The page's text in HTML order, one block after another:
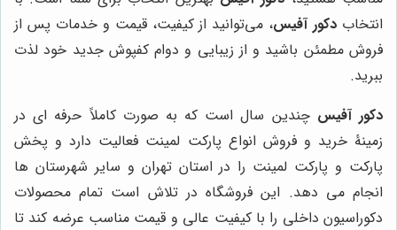
انتخاب دکور آفیس، می‌توانید از کیفیت، قیمت و خدمات پس از
فروش مطمئن باشید و از زیبایی و دوام کفپوش جدید خود لذت
ببرید.
دکور آفیس چندین سال است که به صورت کاملاً حرفه ای در
زمینۀ خرید و فروش انواع پارکت لمینت فعالیت دارد و پخش
پارکت و پارکت لمینت را در استان تهران و سایر شهرستان ها
انجام می دهد. این فروشگاه در تلاش است تمام محصولات
دکوراسیون داخلی را با کیفیت عالی و قیمت مناسب عرضه کند تا